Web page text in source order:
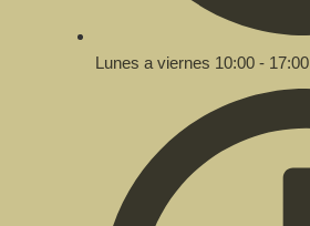
Lunes a viernes 10:00 - 17:00